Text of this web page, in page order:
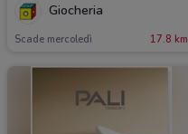
Giocheria
Scade mercoledì 17.8 km